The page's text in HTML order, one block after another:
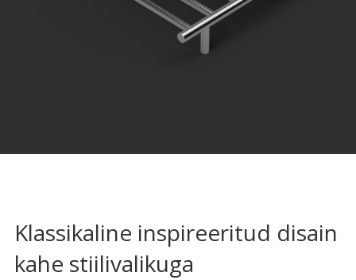
Klassikaline inspireeritud disain
kahe stiilivalikuga